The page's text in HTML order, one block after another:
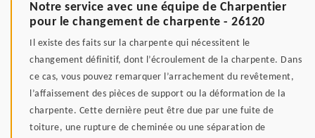
Notre service avec une équipe de Charpentier
pour le changement de charpente - 26120
Il existe des faits sur la charpente qui nécessitent le
changement définitif, dont l’écroulement de la charpente. Dans
ce cas, vous pouvez remarquer l’arrachement du revêtement,
l’affaissement des pièces de support ou la déformation de la
charpente. Cette dernière peut être due par une fuite de
toiture, une rupture de cheminée ou une séparation de